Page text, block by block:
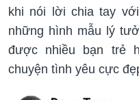
khi nói lời chia tay
những hình mẫu lý
được nhiều bạn trẻ
chuyện tình yêu cực